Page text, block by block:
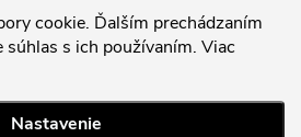
cookie. Ďalším prechádzaním
s ich používaním. Viac
Nastavenie